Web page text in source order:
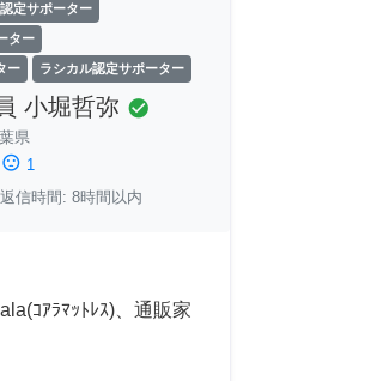
定サポーター
ター
ー ラシカル認定サポーター
小堀哲弥 check_circle
県
sentiment_dissatisfied 1
信時間: 8時間以内
ｺｱﾗﾏｯﾄﾚｽ)、通販家